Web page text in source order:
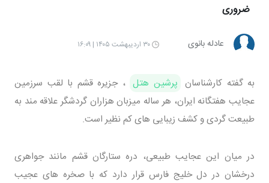
ضروری
عادله بانوی ۳۰ اردیبهشت ۱۴۰۵ | ۱۶:۰۹
به گفته کارشناسان پرشین هتل ، جزیره قشم با لقب سرزمین
عجایب هفتگانه ایران، هر ساله میزبان هزاران گردشگر علاقه مند به
طبیعت گردی و کشف زیبایی های کم نظیر است.
در میان این عجایب طبیعی، دره ستارگان قشم مانند جواهری
درخشان در دل خلیج فارس قرار دارد که با صخره های عجیب